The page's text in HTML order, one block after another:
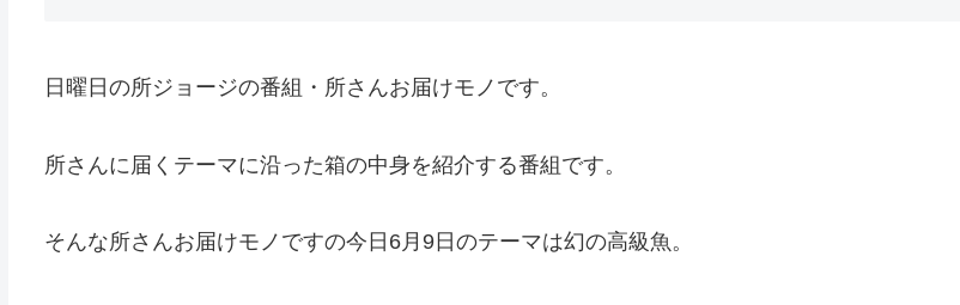
日曜日の所ジョージの番組・所さんお届けモノです。
所さんに届くテーマに沿った箱の中身を紹介する番組です。
そんな所さんお届けモノですの今日6月9日のテーマは幻の高級魚。